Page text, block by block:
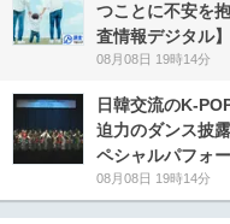
つことに不安を
査情報デジタル】
08月08日 19時14分
日韓交流のK-
迫力のダンス披
ペシャルパフォ
08月08日 19時14分